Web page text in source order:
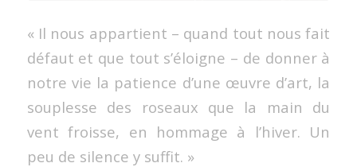
« Il nous appartient – quand tout nous fait
défaut et que tout s’éloigne – de donner à
notre vie la patience d’une œuvre d’art, la
souplesse des roseaux que la main du
vent froisse, en hommage à l’hiver. Un
peu de silence y suffit. »